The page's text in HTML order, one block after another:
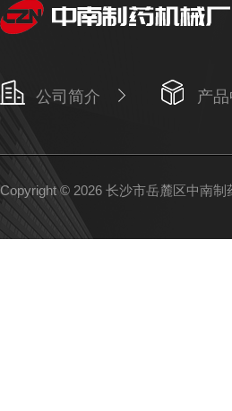
公司简介 产
Copyright © 2026 长沙市岳麓区中南